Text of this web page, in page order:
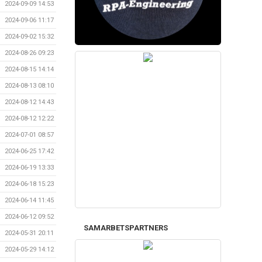
2024-09-09 14:53
2024-09-06 11:17
2024-09-02 15:32
2024-08-26 09:23
2024-08-15 14:14
2024-08-13 08:10
2024-08-12 14:43
2024-08-12 12:22
2024-07-01 08:57
2024-06-25 17:42
2024-06-19 13:33
2024-06-18 15:23
2024-06-14 11:45
2024-06-12 09:52
2024-05-31 20:11
2024-05-29 14:12
SAMARBETSPARTNERS